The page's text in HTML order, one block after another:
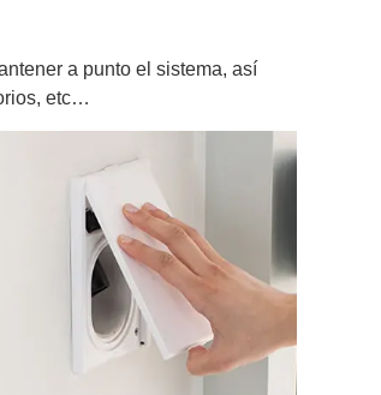
a punto el sistema, así
etc…